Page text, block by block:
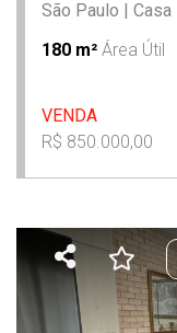
São Paulo | Casa
180 m² Área Útil
VENDA
R$ 850.000,00